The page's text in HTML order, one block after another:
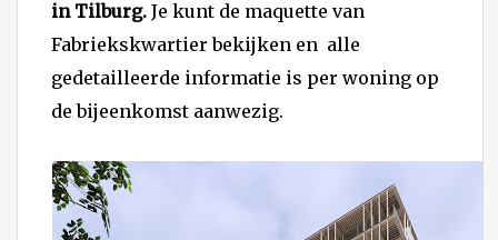
in Tilburg. Je kunt de maquette van
Fabriekskwartier bekijken en alle
gedetailleerde informatie is per woning op
de bijeenkomst aanwezig.